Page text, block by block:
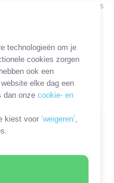
technologieën om je
cookies zorgen
ook een
elke dag een
dan onzecookie- en
kiest voor‘weigeren’,
HDD/SSD en overige drives
SORTEER OP